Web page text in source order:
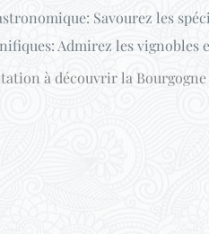
Savourez les
Admirez les vignobles
à découvrir la